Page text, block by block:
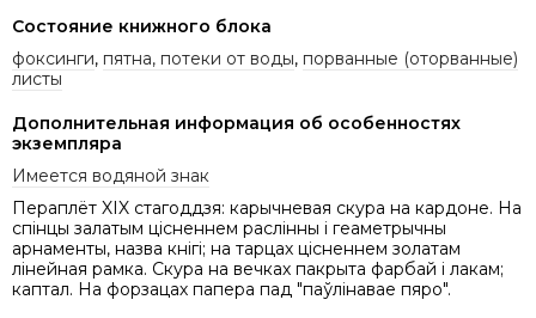
Состояние книжного блока
фоксинги, пятна, потеки от воды, порванные (оторванные)
листы
Дополнительная информация об особенностях
экземпляра
Имеется водяной знак
Пераплёт XIX стагоддзя: карычневая скура на кардоне. На
спінцы залатым цісненнем раслінны і геаметрычны
арнаменты, назва кнігі; на тарцах цісненнем золатам
лінейная рамка. Скура на вечках пакрыта фарбай і лакам;
каптал. На форзацах папера пад "паўлінавае пяро".